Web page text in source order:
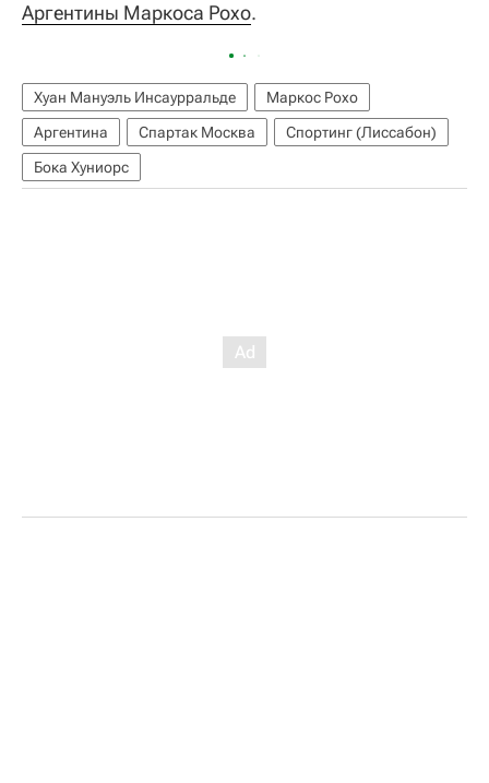
Аргентины Маркоса Рохо.
Хуан Мануэль Инсаурральде
Маркос Рохо
Аргентина
Спартак Москва
Спортинг (Лиссабон)
Бока Хуниорс